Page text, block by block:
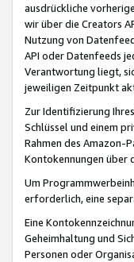
ausdrückliche
wir über die Creators
Nutzung von
API oder Datenfeeds
Verantwortung liegt,
jeweiligen Zeitpunkt
Zur Identifizierung
Schlüssel und einem
Rahmen des Amazon-
Kontokennungen über
Um
erforderlich, eine
Eine
Geheimhaltung und
Personen oder